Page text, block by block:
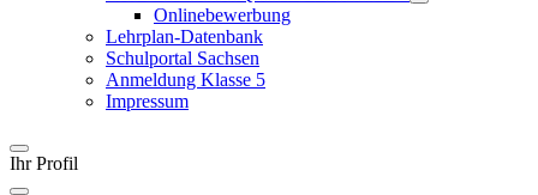
Onlinebewerbung
Lehrplan-Datenbank
Schulportal Sachsen
Anmeldung Klasse 5
Impressum
Ihr Profil